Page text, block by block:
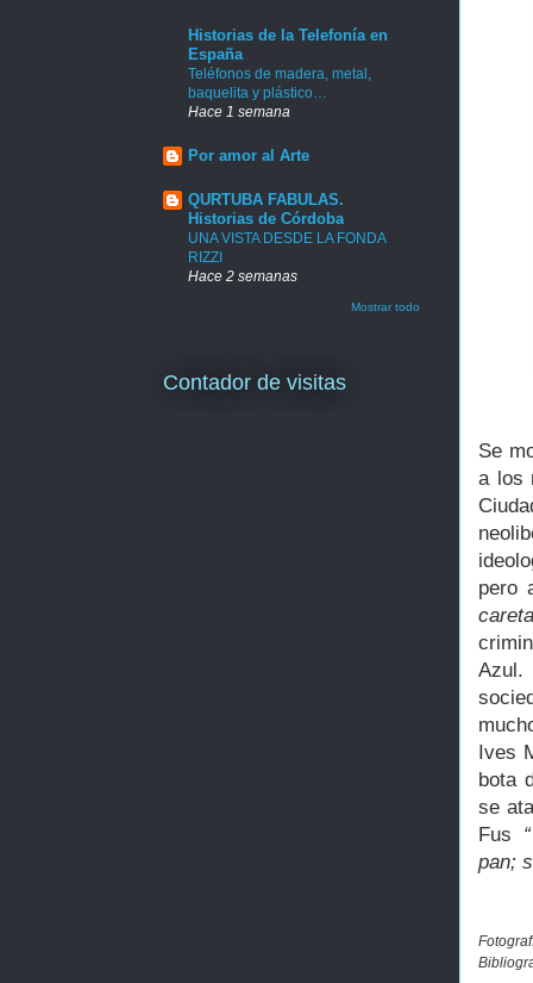
Se
a los
pero
Ives
bota
se
Fus
pan;
Historias de la Telefonía en
España
Teléfonos de madera, metal,
baquelita y plástico…
Hace 1 semana
Por amor al Arte
QURTUBA FABULAS.
Historias de Córdoba
UNA VISTA DESDE LA FONDA
RIZZI
Hace 2 semanas
Mostrar todo
Contador de visitas